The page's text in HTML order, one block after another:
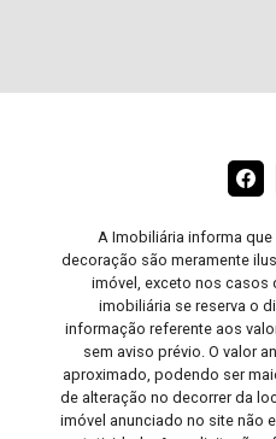
A Imobiliária informa
decoração são meramente
imóvel, exceto nos casos
imobiliária se reserva o
informação referente aos
sem aviso prévio. O valor
aproximado, podendo ser
de alteração no decorrer da
imóvel anunciado no site não